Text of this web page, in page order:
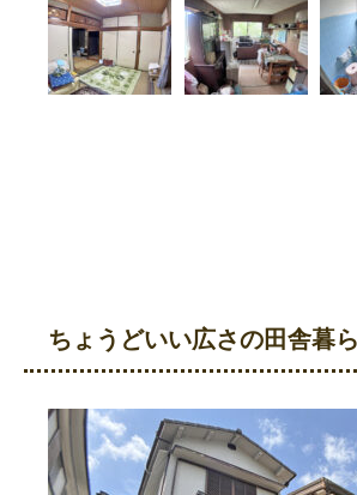
ちょうどいい広さの田舎暮